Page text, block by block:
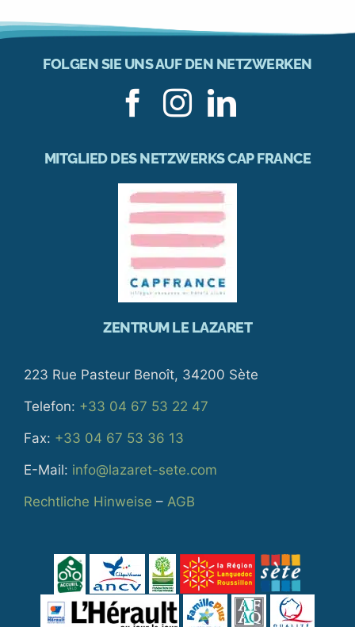
FOLGEN SIE UNS AUF DEN NETZWERKEN
MITGLIED DES NETZWERKS CAP FRANCE
ZENTRUM LE LAZARET
223 Rue Pasteur Benoît, 34200 Sète
Telefon: +33 04 67 53 22 47
Fax: +33 04 67 53 36 13
E-Mail: info@lazaret-sete.com
Rechtliche Hinweise – AGB